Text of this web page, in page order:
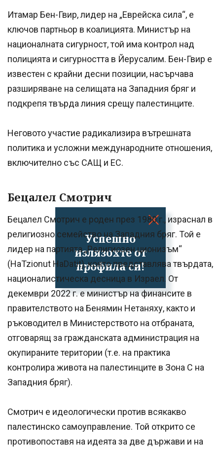
Успешно
излязохте от
профила си!
Итамар Бен-Гвир, лидер на „Еврейска сила“, е
ключов партньор в коалицията. Министър на
националната сигурност, той има контрол над
полицията и сигурността в Йерусалим. Бен-Гвир е
известен с крайни десни позиции, насърчава
разширяване на селищата на Западния бряг и
подкрепя твърда линия срещу палестинците.
Неговото участие радикализира вътрешната
политика и усложни международните отношения,
включително със САЩ и ЕС.
Бецалел Смотрич
Бецалел Смотрич е роден през 1980 г., израснал в
религиозно семейство на Западния бряг. Той е
лидер на партията „Религиозен ционизъм“
(HaTzionut HaDatit), която представлява твърдата,
националистическа десница в Израел. От
декември 2022 г. е министър на финансите в
правителството на Бенямин Нетаняху, както и
ръководител в Министерството на отбраната,
отговарящ за гражданската администрация на
окупираните територии (т.е. на практика
контролира живота на палестинците в Зона C на
Западния бряг).
Смотрич е идеологически против всякакво
палестинско самоуправление. Той открито се
противопоставя на идеята за две държави и на